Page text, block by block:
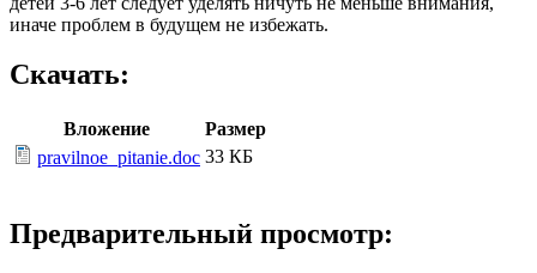
иначе проблем в будущем не избежать.
Скачать:
Вложение
Размер
pravilnoe_pitanie.doc 33 КБ
Предварительный просмотр: